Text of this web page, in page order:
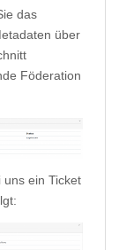
das
über
Föderation
ein Ticket